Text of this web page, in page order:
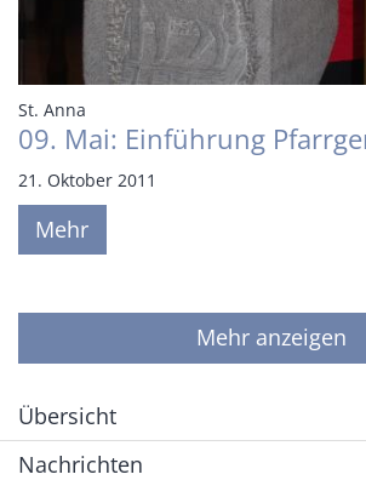
St. Anna
09. Mai: Einführung
21. Oktober 2011
Mehr
Mehr anzeigen
Übersicht
Nachrichten